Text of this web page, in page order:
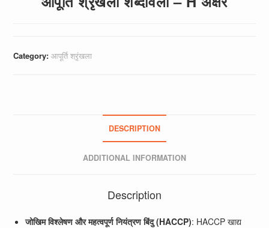
Category:आपूर्ति श्रृंखला
DESCRIPTION
ADDITIONAL INFORMATION
Description
जोखिम विश्लेषण और महत्वपूर्ण नियंत्रण बिंदु (HACCP): HACCP खाद्य